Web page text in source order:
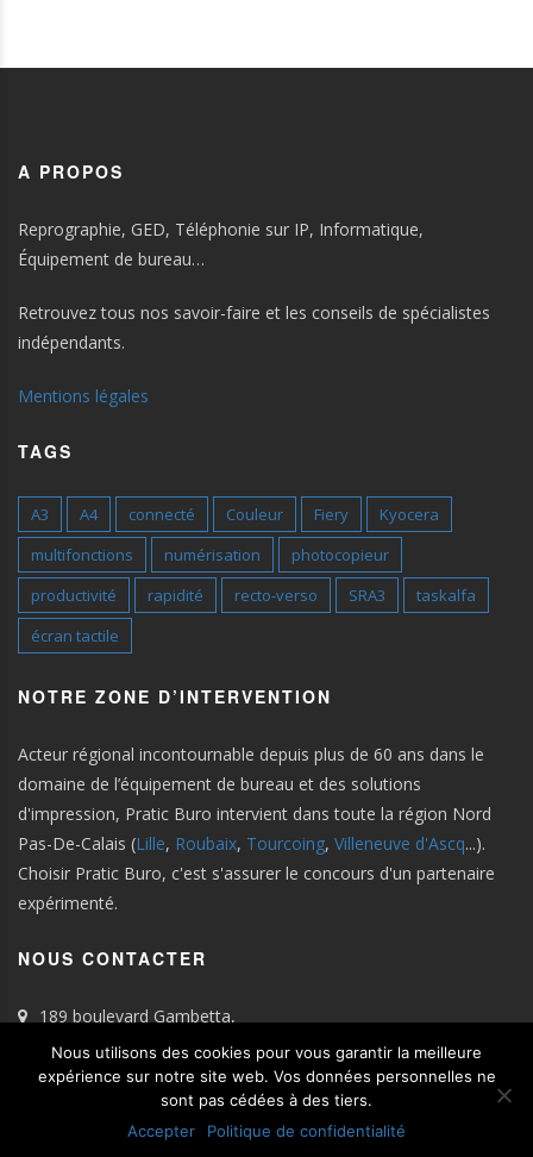
A PROPOS
Reprographie, GED, Téléphonie sur IP, Informatique,
Équipement de bureau…
Retrouvez tous nos savoir-faire et les conseils de spécialistes
indépendants.
Mentions légales
TAGS
A3 A4 connecté Couleur Fiery
Kyocera
multifonctions
numérisation
photocopieur
productivité
rapidité recto-verso SRA3
taskalfa
écran tactile
NOTRE ZONE D’INTERVENTION
Acteur régional incontournable depuis plus de 60 ans dans le
domaine de l’équipement de bureau et des solutions
d'impression, Pratic Buro intervient dans toute la région Nord
Pas-De-Calais (Lille, Roubaix, Tourcoing, Villeneuve d'Ascq...).
Choisir Pratic Buro, c'est s'assurer le concours d'un partenaire
expérimenté.
NOUS CONTACTER
189 boulevard Gambetta,
59100 Roubaix
Tel : 03.28.33.91.11
contact@praticburo.fr
Nous utilisons des cookies pour vous garantir la meilleure
expérience sur notre site web. Vos données personnelles ne
sont pas cédées à des tiers.
Accepter
Politique de confidentialité